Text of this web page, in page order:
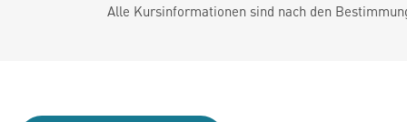
Alle Kursinformationen sind nach den